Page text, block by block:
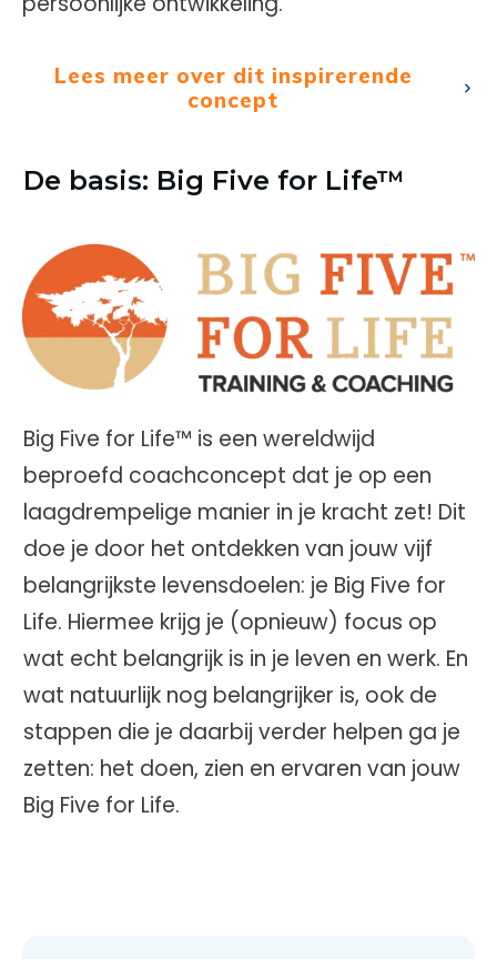
Lees meer over dit inspirerende
concept
De basis: Big Five for Life™
Big Five for Life™ is een wereldwijd
beproefd coachconcept dat je op een
laagdrempelige manier in je kracht zet! Dit
doe je door het ontdekken van jouw vijf
belangrijkste levensdoelen: je Big Five for
Life. Hiermee krijg je (opnieuw) focus op
wat echt belangrijk is in je leven en werk. En
wat natuurlijk nog belangrijker is, ook de
stappen die je daarbij verder helpen ga je
zetten: het doen, zien en ervaren van jouw
Big Five for Life.